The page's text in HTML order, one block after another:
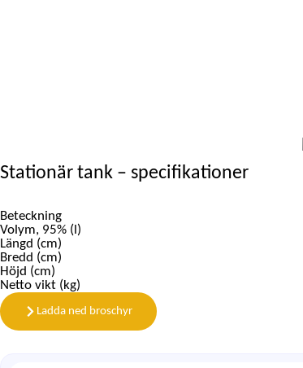
Stationär tank – specifikationer
Beteckning
Volym, 95% (l)
Längd (cm)
Bredd (cm)
Höjd (cm)
Netto vikt (kg)
Ladda ned broschyr